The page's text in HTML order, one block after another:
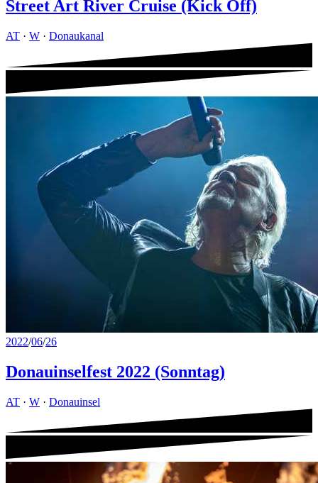
Street Art River Cruise (Kick Off)
AT · W · Donaukanal
2022/06/26
Donauinselfest 2022 (Sonntag)
AT · W · Donauinsel